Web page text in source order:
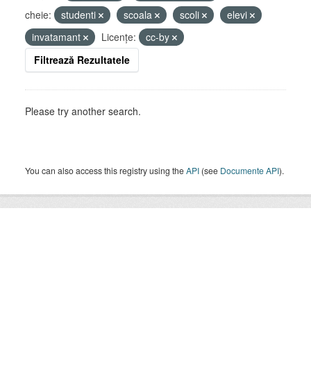
cheie:
studenti scoala scoli
elevi
invatamant
Licenţe:
cc-by
Filtrează Rezultatele
Please try another search.
You can also access this registry using theAPI (see Documente API).